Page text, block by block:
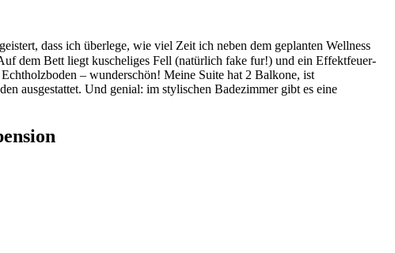
dass ich überlege, wie viel Zeit ich neben dem geplanten Wellness
dem Bett liegt kuscheliges Fell (natürlich fake fur!) und ein Effektfeuer-
– wunderschön! Meine Suite hat 2 Balkone, ist
ausgestattet. Und genial: im stylischen Badezimmer gibt es eine